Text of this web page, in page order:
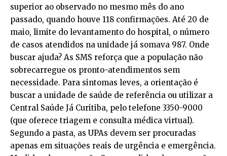
superior ao observado no mesmo mês do ano
passado, quando houve 118 confirmações. Até 20 de
maio, limite do levantamento do hospital, o número
de casos atendidos na unidade já somava 987. Onde
buscar ajuda? As SMS reforça que a população não
sobrecarregue os pronto-atendimentos sem
necessidade. Para sintomas leves, a orientação é
buscar a unidade de saúde de referência ou utilizar a
Central Saúde Já Curitiba, pelo telefone 3350-9000
(que oferece triagem e consulta médica virtual).
Segundo a pasta, as UPAs devem ser procuradas
apenas em situações reais de urgência e emergência.